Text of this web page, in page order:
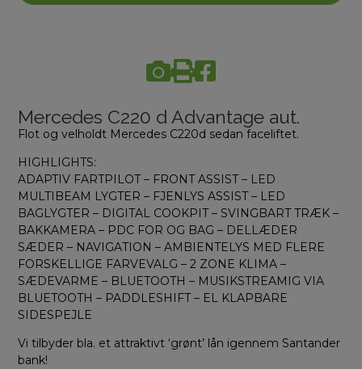
Mercedes C220 d Advantage aut.
Flot og velholdt Mercedes C220d sedan faceliftet.
HIGHLIGHTS:
ADAPTIV FARTPILOT – FRONT ASSIST – LED
MULTIBEAM LYGTER – FJENLYS ASSIST – LED
BAGLYGTER – DIGITAL COOKPIT – SVINGBART TRÆK –
BAKKAMERA – PDC FOR OG BAG – DELLÆDER
SÆDER – NAVIGATION – AMBIENTELYS MED FLERE
FORSKELLIGE FARVEVALG – 2 ZONE KLIMA –
SÆDEVARME – BLUETOOTH – MUSIKSTREAMIG VIA
BLUETOOTH – PADDLESHIFT – EL KLAPBARE
SIDESPEJLE
Vi tilbyder bla. et attraktivt ‘grønt’ lån igennem Santander
bank!